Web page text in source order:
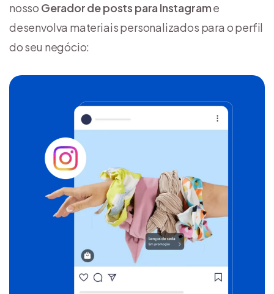
nosso Gerador de posts para Instagrame
desenvolva materiais personalizados para o perfil
do seu negócio: